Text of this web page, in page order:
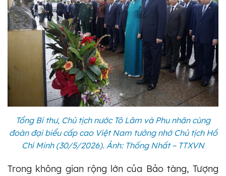
Tổng Bí thư, Chủ tịch nước Tô Lâm và Phu nhân cùng
đoàn đại biểu cấp cao Việt Nam tưởng nhớ Chủ tịch Hồ
Chí Minh (30/5/2026). Ảnh: Thống Nhất – TTXVN
Trong không gian rộng lớn của Bảo tàng, Tượng